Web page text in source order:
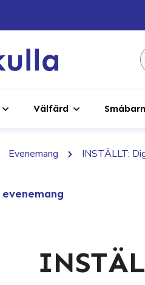
Välfärd
Evenemang INSTÄLLT: